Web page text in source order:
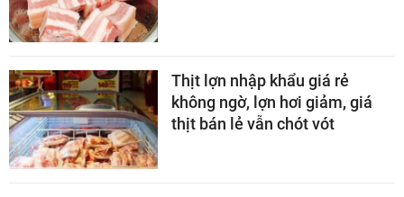
Thịt lợn nhập khẩu giá rẻ
không ngờ, lợn hơi giảm, giá
thịt bán lẻ vẫn chót vót